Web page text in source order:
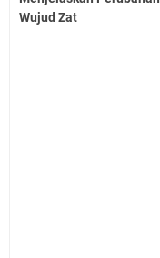
Wujud Zat